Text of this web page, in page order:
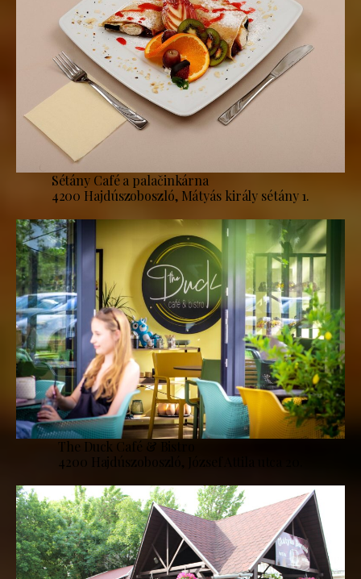
Sétány Café a palačinkárna
4200 Hajdúszoboszló, Mátyás király sétány 1.
The Duck Café & Bistro
4200 Hajdúszoboszló, József Attila utca 20.